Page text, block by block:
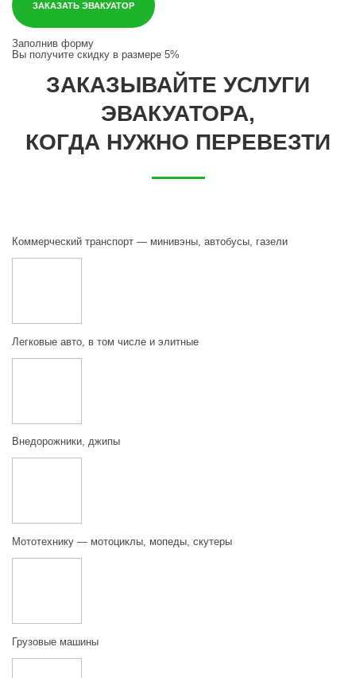
ЗАКАЗАТЬ ЭВАКУАТОР
Заполнив форму
Вы получите скидку в размере 5%
ЗАКАЗЫВАЙТЕ УСЛУГИ
ЭВАКУАТОРА,
КОГДА НУЖНО ПЕРЕВЕЗТИ
Коммерческий транспорт — минивэны, автобусы, газели
Легковые авто, в том числе и элитные
Внедорожники, джипы
Мототехнику — мотоциклы, мопеды, скутеры
Грузовые машины